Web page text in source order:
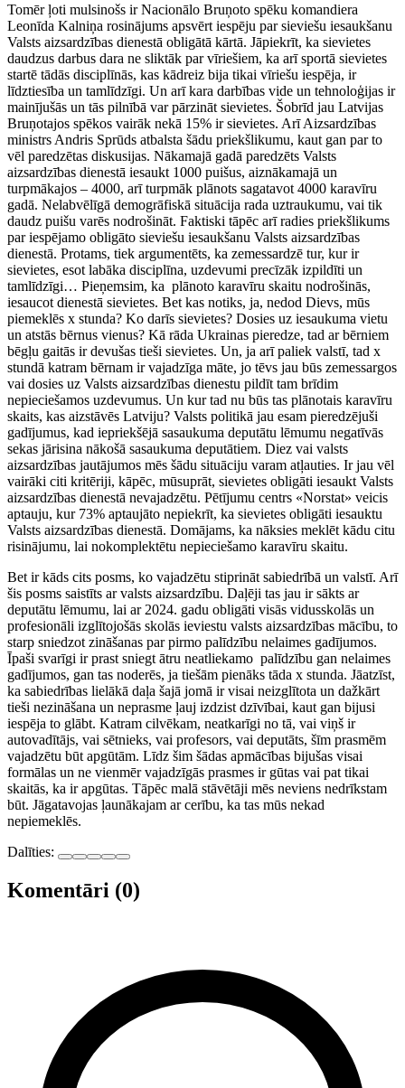
Tomēr ļoti mulsinošs ir Nacionālo Bruņoto spēku komandiera
Leonīda Kalniņa rosinājums apsvērt iespēju par sieviešu iesaukšanu
Valsts aizsardzības dienestā obligātā kārtā. Jāpiekrīt, ka sievietes
daudzus darbus dara ne sliktāk par vīriešiem, ka arī sportā sievietes
startē tādās disciplīnās, kas kādreiz bija tikai vīriešu iespēja, ir
līdztiesība un tamlīdzīgi. Un arī kara darbības vide un tehnoloģijas ir
mainījušās un tās pilnībā var pārzināt sievietes. Šobrīd jau Latvijas
Bruņotajos spēkos vairāk nekā 15% ir sievietes. Arī Aizsardzības
ministrs Andris Sprūds atbalsta šādu priekšlikumu, kaut gan par to
vēl paredzētas diskusijas. Nākamajā gadā paredzēts Valsts
aizsardzības dienestā iesaukt 1000 puišus, aiznākamajā un
turpmākajos – 4000, arī turpmāk plānots sagatavot 4000 karavīru
gadā. Nelabvēlīgā demogrāfiskā situācija rada uztraukumu, vai tik
daudz puišu varēs nodrošināt. Faktiski tāpēc arī radies priekšlikums
par iespējamo obligāto sieviešu iesaukšanu Valsts aizsardzības
dienestā. Protams, tiek argumentēts, ka zemessardzē tur, kur ir
sievietes, esot labāka disciplīna, uzdevumi precīzāk izpildīti un
tamlīdzīgi… Pieņemsim, ka plānoto karavīru skaitu nodrošinās,
iesaucot dienestā sievietes. Bet kas notiks, ja, nedod Dievs, mūs
piemeklēs x stunda? Ko darīs sievietes? Dosies uz iesaukuma vietu
un atstās bērnus vienus? Kā rāda Ukrainas pieredze, tad ar bērniem
bēgļu gaitās ir devušas tieši sievietes. Un, ja arī paliek valstī, tad x
stundā katram bērnam ir vajadzīga māte, jo tēvs jau būs zemessargos
vai dosies uz Valsts aizsardzības dienestu pildīt tam brīdim
nepieciešamos uzdevumus. Un kur tad nu būs tas plānotais karavīru
skaits, kas aizstāvēs Latviju? Valsts politikā jau esam pieredzējuši
gadījumus, kad iepriekšējā sasaukuma deputātu lēmumu negatīvās
sekas jārisina nākošā sasaukuma deputātiem. Diez vai valsts
aizsardzības jautājumos mēs šādu situāciju varam atļauties. Ir jau vēl
vairāki citi kritēriji, kāpēc, mūsuprāt, sievietes obligāti iesaukt Valsts
aizsardzības dienestā nevajadzētu. Pētījumu centrs «Norstat» veicis
aptauju, kur 73% aptaujāto nepiekrīt, ka sievietes obligāti iesauktu
Valsts aizsardzības dienestā. Domājams, ka nāksies meklēt kādu citu
risinājumu, lai nokomplektētu nepieciešamo karavīru skaitu.
Bet ir kāds cits posms, ko vajadzētu stiprināt sabiedrībā un valstī. Arī
šis posms saistīts ar valsts aizsardzību. Daļēji tas jau ir sākts ar
deputātu lēmumu, lai ar 2024. gadu obligāti visās vidusskolās un
profesionāli izglītojošās skolās ieviestu valsts aizsardzības mācību, to
starp sniedzot zināšanas par pirmo palīdzību nelaimes gadījumos.
Īpaši svarīgi ir prast sniegt ātru neatliekamo palīdzību gan nelaimes
gadījumos, gan tas noderēs, ja tiešām pienāks tāda x stunda. Jāatzīst,
ka sabiedrības lielākā daļa šajā jomā ir visai neizglītota un dažkārt
tieši nezināšana un neprasme ļauj izdzist dzīvībai, kaut gan bijusi
iespēja to glābt. Katram cilvēkam, neatkarīgi no tā, vai viņš ir
autovadītājs, vai sētnieks, vai profesors, vai deputāts, šīm prasmēm
vajadzētu būt apgūtām. Līdz šim šādas apmācības bijušas visai
formālas un ne vienmēr vajadzīgās prasmes ir gūtas vai pat tikai
skaitās, ka ir apgūtas. Tāpēc malā stāvētāji mēs neviens nedrīkstam
būt. Jāgatavojas ļaunākajam ar cerību, ka tas mūs nekad
nepiemeklēs.
Dalīties:
Komentāri (0)